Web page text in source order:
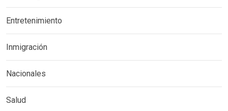
Entretenimiento
Inmigración
Nacionales
Salud